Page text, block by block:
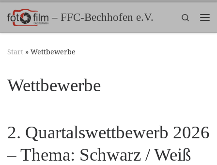
Zum Inhalt springen– FFC-Bechhofen e.V.
Search
Start » Wettbewerbe
Wettbewerbe
2. Quartalswettbewerb 2026
– Thema: Schwarz / Weiß